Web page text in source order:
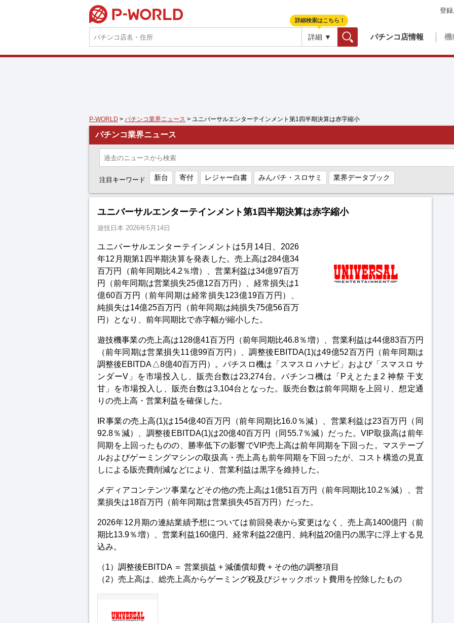
詳細 ▼ パチンコ店情報 機
登
詳細検索はこちら！
P-WORLD > パチンコ業界ニュース > ユニバーサルエンターテインメント第1四半期決算は赤字縮小
パチンコ業界ニュース
注目キーワード 新台 寄付 レジャー白書 みんパチ・スロサミ 業界データブック
ユニバーサルエンターテインメント第1四半期決算は赤字縮小
遊技日本 2026年5月14日
ユニバーサルエンターテインメントは5月14日、2026
年12月期第1四半期決算を発表した。売上高は284億34
百万円（前年同期比4.2％増）、営業利益は34億97百万
円（前年同期は営業損失25億12百万円）、経常損失は1
億60百万円（前年同期は経常損失123億19百万円）、
純損失は14億25百万円（前年同期は純損失75億56百万
円）となり、前年同期比で赤字幅が縮小した。
遊技機事業の売上高は128億41百万円（前年同期比46.8％増）、営業利益は44億83百万円
（前年同期は営業損失11億99百万円）、調整後EBITDA(1)は49億52百万円（前年同期は
調整後EBITDA△8億40百万円）。パチスロ機は「スマスロ ハナビ」および「スマスロ サ
ンダーV」を市場投入し、販売台数は23,274台。パチンコ機は「Pえとたま2 神祭 干支
甘」を市場投入し、販売台数は3,104台となった。販売台数は前年同期を上回り、想定通
りの売上高・営業利益を確保した。
IR事業の売上高(1)は154億40百万円（前年同期比16.0％減）、営業利益は23百万円（同
92.8％減）、調整後EBITDA(1)は20億40百万円（同55.7％減）だった。VIP取扱高は前年
同期を上回ったものの、勝率低下の影響でVIP売上高は前年同期を下回った。マステーブ
ルおよびゲーミングマシンの取扱高・売上高も前年同期を下回ったが、コスト構造の見直
しによる販売費削減などにより、営業利益は黒字を維持した。
メディアコンテンツ事業などその他の売上高は1億51百万円（前年同期比10.2％減）、営
業損失は18百万円（前年同期は営業損失45百万円）だった。
2026年12月期の連結業績予想については前回発表から変更はなく、売上高1400億円（前
期比13.9％増）、営業利益160億円、経常利益22億円、純利益20億円の黒字に浮上する見
込み。
（1）調整後EBITDA ＝ 営業損益 + 減価償却費 + その他の調整項目
（2）売上高は、総売上高からゲーミング税及びジャックポット費用を控除したもの